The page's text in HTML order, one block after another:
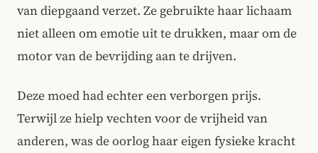
van diepgaand verzet. Ze gebruikte haar lichaam
niet alleen om emotie uit te drukken, maar om de
motor van de bevrijding aan te drijven.
Deze moed had echter een verborgen prijs.
Terwijl ze hielp vechten voor de vrijheid van
anderen, was de oorlog haar eigen fysieke kracht